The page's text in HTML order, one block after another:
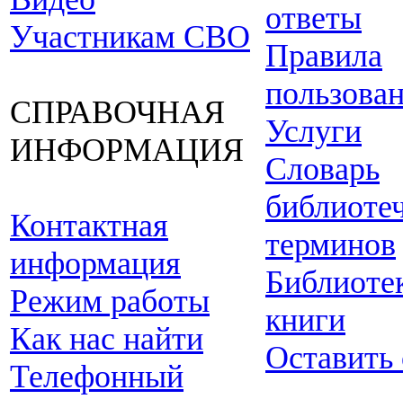
Участникам СВО
СПРАВОЧНАЯ
ИНФОРМАЦИЯ
Контактная
информация
Режим работы
Как нас найти
Телефонный
ответы
Правила
Услуги
Словарь
терминов
книги
Оставить